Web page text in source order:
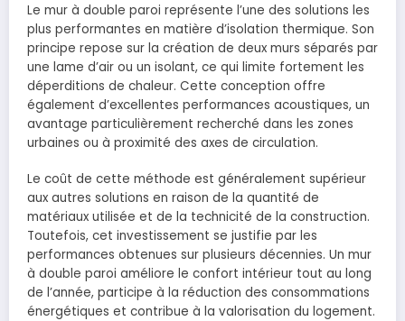
Le mur à double paroi représente l’une des solutions les
plus performantes en matière d’isolation thermique. Son
principe repose sur la création de deux murs séparés par
une lame d’air ou un isolant, ce qui limite fortement les
déperditions de chaleur. Cette conception offre
également d’excellentes performances acoustiques, un
avantage particulièrement recherché dans les zones
urbaines ou à proximité des axes de circulation.
Le coût de cette méthode est généralement supérieur
aux autres solutions en raison de la quantité de
matériaux utilisée et de la technicité de la construction.
Toutefois, cet investissement se justifie par les
performances obtenues sur plusieurs décennies. Un mur
à double paroi améliore le confort intérieur tout au long
de l’année, participe à la réduction des consommations
énergétiques et contribue à la valorisation du logement.